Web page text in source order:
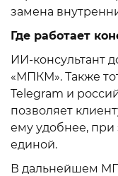
замена
Где работает
ИИ-консультант
«МПКМ». Также
Telegram и
позволяет
ему удобнее, при
единой.
В дальнейшем